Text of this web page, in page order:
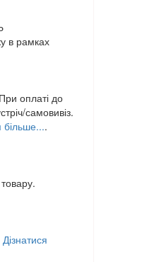
в рамках
оплаті до
самовивіз.
більше....
Дізнатися